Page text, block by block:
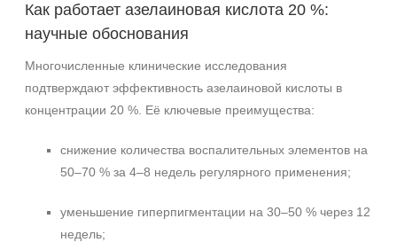
Как работает азелаиновая кислота 20 %:
научные обоснования
Многочисленные клинические исследования
подтверждают эффективность азелаиновой кислоты в
концентрации 20 %. Её ключевые преимущества:
снижение количества воспалительных элементов на
50–70 % за 4–8 недель регулярного применения;
уменьшение гиперпигментации на 30–50 % через 12
недель;